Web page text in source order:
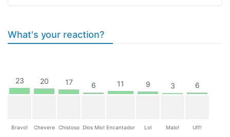
What's your reaction?
23
Bravo!
20
Chevere
17
Chistoso
6
Dios Mio!
11
Encantador
9
Lol
3
Malo!
6
Uff!